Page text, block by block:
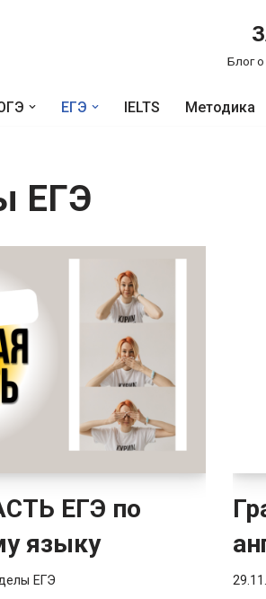
Блог
ЕГЭ IELTS Методика
ЕГЭ
ЕГЭ по
языку
ЕГЭ